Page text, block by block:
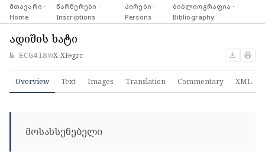
მთავარი ·
Home
·წარწერები ·
Inscriptions
·პირები ·
Persons
·ბიბლიოგრაფია ·
Bibliography
ადიშის ხატი
№ ECG418📅X-XI🌐grc
Overview Text Images Translation Commentary XML
მოსახსენებელი